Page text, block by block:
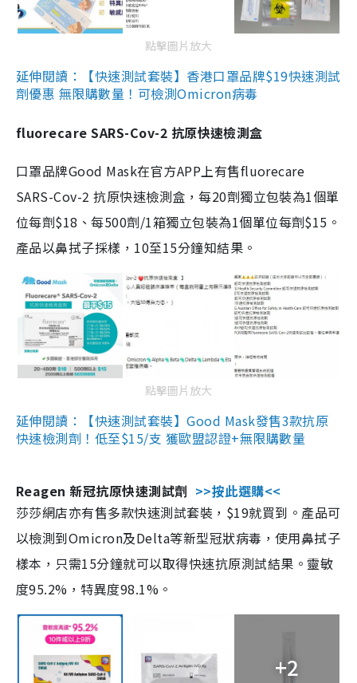
點擊圖片放大
延伸閱讀：【快速測試套裝】香港口罩品牌$19快速測試
劑優惠 無限購數量！可檢測Omicron病毒
fluorecare SARS-Cov-2 抗原快速檢測盒
口罩品牌Good Mask在官方APP上有售fluorecare
SARS-Cov-2 抗原快速檢測盒，每20劑獨立包裝為1個單
位每劑$18、每500劑/1箱獨立包裝為1個單位每劑$15。
產品以鼻拭子採樣，10至15分鐘知結果。
點擊圖片放大
延伸閱讀：【快速測試套裝】Good Mask發售3款抗原
快速檢測劑！低至$15/支 獲歐盟認證+無限購數量
Reagen 新冠抗原快速測試劑 >>按此選購<<
莎莎網店亦有售多款快速測試套裝，$19就買到。產品可
以檢測到Omicron及Delta等新型冠狀病毒，使用鼻拭子
樣本，只需15分鐘就可以取得快速抗原測試結果。靈敏
度95.2%，特異度98.1%。
+2